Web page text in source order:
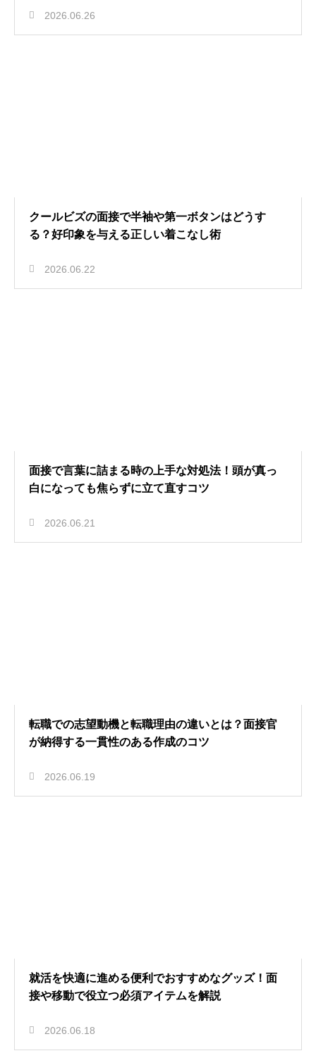
2026.06.26
クールビズの面接で半袖や第一ボタンはどうす
る？好印象を与える正しい着こなし術
2026.06.22
面接で言葉に詰まる時の上手な対処法！頭が真っ
白になっても焦らずに立て直すコツ
2026.06.21
転職での志望動機と転職理由の違いとは？面接官
が納得する一貫性のある作成のコツ
2026.06.19
就活を快適に進める便利でおすすめなグッズ！面
接や移動で役立つ必須アイテムを解説
2026.06.18